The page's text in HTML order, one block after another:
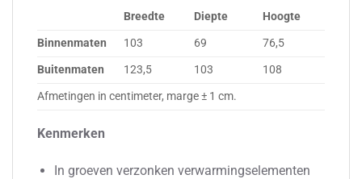
Breedte Diepte
Hoogte
Binnenmaten
103 69
76,5
Buitenmaten
123,5 103
108
Afmetingen in centimeter, marge ± 1 cm.
Kenmerken
In groeven verzonken verwarmingselementen